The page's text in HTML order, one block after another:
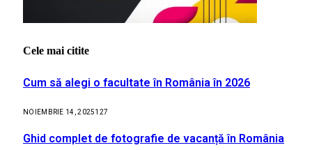
Cele mai citite
Cum să alegi o facultate în România în 2026
NOIEMBRIE 14, 2025127
Ghid complet de fotografie de vacanță în România